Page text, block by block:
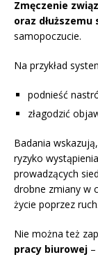
Zmęczenie
oraz dłuższemu
samopoczucie.
Na przykład
podnieść
złagodzić
Badania
ryzyko
prowadzących
drobne zmiany w
życie poprzez ruch.
Nie można też
pracy biurowej